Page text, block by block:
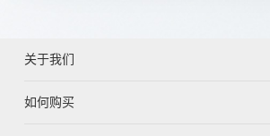
关于我们
如何购买